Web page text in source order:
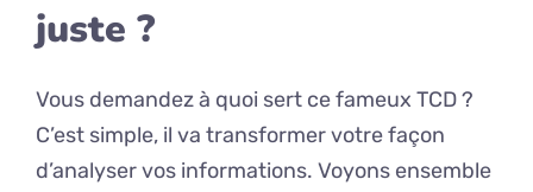
juste ?
Vous demandez à quoi sert ce fameux TCD ?
C’est simple, il va transformer votre façon
d’analyser vos informations. Voyons ensemble